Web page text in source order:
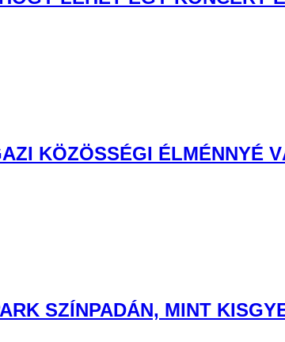
KÖZÖSSÉGI ÉLMÉNNYÉ
SZÍNPADÁN, MINT